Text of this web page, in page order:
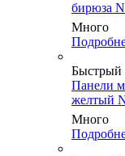
бирюза
Много
Быстрый
Панели
желтый
Много